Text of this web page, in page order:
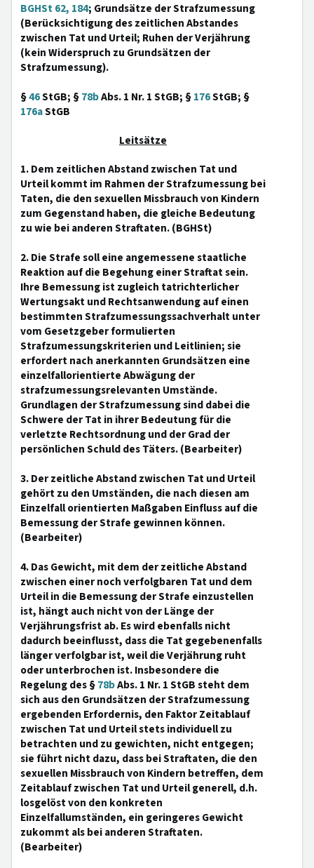
BGHSt 62, 184; Grundsätze der Strafzumessung
(Berücksichtigung des zeitlichen Abstandes
zwischen Tat und Urteil; Ruhen der Verjährung
(kein Widerspruch zu Grundsätzen der
Strafzumessung).
§46StGB; §78bAbs. 1 Nr. 1 StGB; §176StGB; §
176aStGB
Leitsätze
1. Dem zeitlichen Abstand zwischen Tat und
Urteil kommt im Rahmen der Strafzumessung bei
Taten, die den sexuellen Missbrauch von Kindern
zum Gegenstand haben, die gleiche Bedeutung
zu wie bei anderen Straftaten. (BGHSt)
2. Die Strafe soll eine angemessene staatliche
Reaktion auf die Begehung einer Straftat sein.
Ihre Bemessung ist zugleich tatrichterlicher
Wertungsakt und Rechtsanwendung auf einen
bestimmten Strafzumessungssachverhalt unter
vom Gesetzgeber formulierten
Strafzumessungskriterien und Leitlinien; sie
erfordert nach anerkannten Grundsätzen eine
einzelfallorientierte Abwägung der
strafzumessungsrelevanten Umstände.
Grundlagen der Strafzumessung sind dabei die
Schwere der Tat in ihrer Bedeutung für die
verletzte Rechtsordnung und der Grad der
persönlichen Schuld des Täters. (Bearbeiter)
3. Der zeitliche Abstand zwischen Tat und Urteil
gehört zu den Umständen, die nach diesen am
Einzelfall orientierten Maßgaben Einfluss auf die
Bemessung der Strafe gewinnen können.
(Bearbeiter)
4. Das Gewicht, mit dem der zeitliche Abstand
zwischen einer noch verfolgbaren Tat und dem
Urteil in die Bemessung der Strafe einzustellen
ist, hängt auch nicht von der Länge der
Verjährungsfrist ab. Es wird ebenfalls nicht
dadurch beeinflusst, dass die Tat gegebenenfalls
länger verfolgbar ist, weil die Verjährung ruht
oder unterbrochen ist. Insbesondere die
Regelung des §78bAbs. 1 Nr. 1 StGB steht dem
sich aus den Grundsätzen der Strafzumessung
ergebenden Erfordernis, den Faktor Zeitablauf
zwischen Tat und Urteil stets individuell zu
betrachten und zu gewichten, nicht entgegen;
sie führt nicht dazu, dass bei Straftaten, die den
sexuellen Missbrauch von Kindern betreffen, dem
Zeitablauf zwischen Tat und Urteil generell, d.h.
losgelöst von den konkreten
Einzelfallumständen, ein geringeres Gewicht
zukommt als bei anderen Straftaten.
(Bearbeiter)